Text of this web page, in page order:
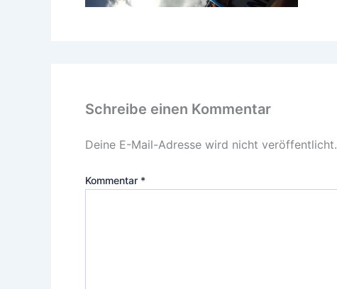
Schreibe einen Kommentar
Deine E-Mail-Adresse wird nicht veröffentlicht.
Kommentar *